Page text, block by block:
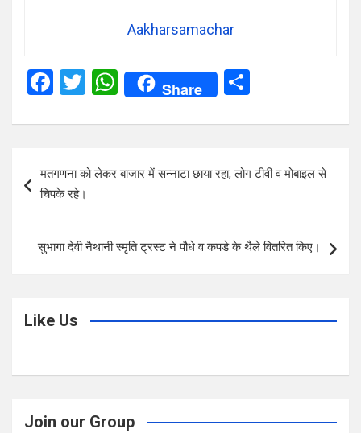
Aakharsamachar
F
ce
o
k
T
tt
er
W
h
at
A
p
Share
ar
e
navigation
मतगणना को लेकर बाजार में सन्नाटा छाया रहा, लोग टीवी व मोबाइल से
चिपके रहे।
सुभागा देवी नैथानी स्मृति ट्रस्ट ने पौधे व कपडे के थैले वितरित किए।
Like Us
Join our Group